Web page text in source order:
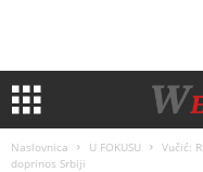
Naslovnica U FOKUSU
Vučić:
doprinos Srbiji